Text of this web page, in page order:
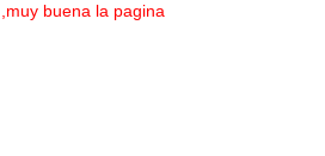
buena la pagina